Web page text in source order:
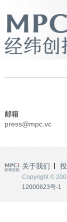
邮箱
press@mpc.vc
关于我们
Copyright ©
12000623号-1